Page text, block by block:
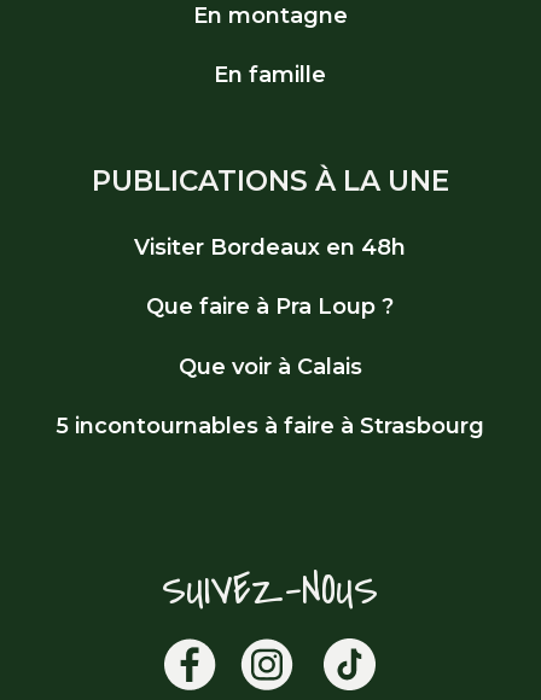
En montagne
En famille
PUBLICATIONS À LA UNE
Visiter Bordeaux en 48h
Que faire à Pra Loup ?
Que voir à Calais
5 incontournables à faire à Strasbourg
SUIVEZ-NOUS